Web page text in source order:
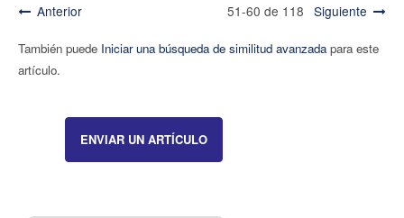
Anterior 51-60 de 118 Siguiente
También puede Iniciar una búsqueda de similitud avanzadapara este
artículo.
ENVIAR UN ARTÍCULO